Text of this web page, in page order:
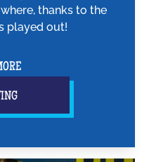
thanks to the
played out!